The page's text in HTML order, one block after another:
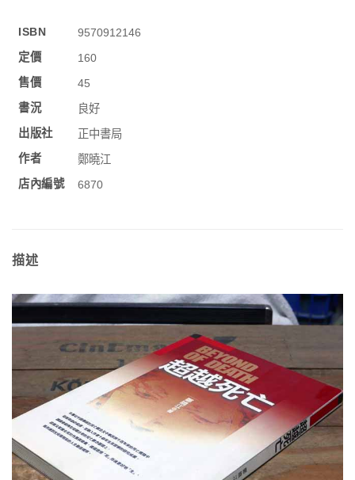
ISBN
9570912146
定價
160
售價
45
書況
良好
出版社
正中書局
作者
鄭曉江
店內編號
6870
描述